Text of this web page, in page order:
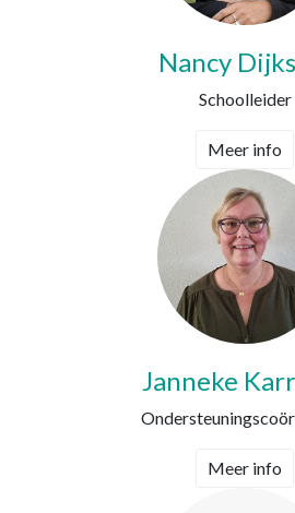
Nancy
Schoolleider
Meer info
Janneke
Meer info